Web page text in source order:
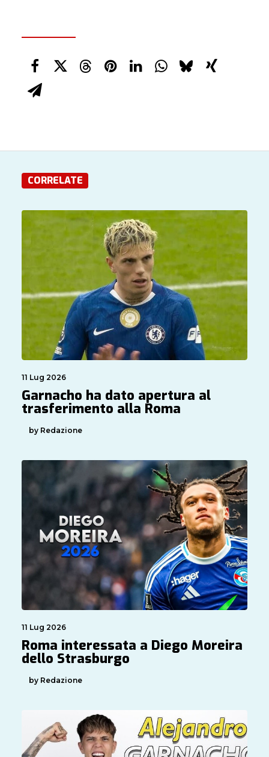
CORRELATE
11 Lug 2026
Garnacho ha dato apertura al
trasferimento alla Roma
by Redazione
11 Lug 2026
Roma interessata a Diego Moreira
dello Strasburgo
by Redazione